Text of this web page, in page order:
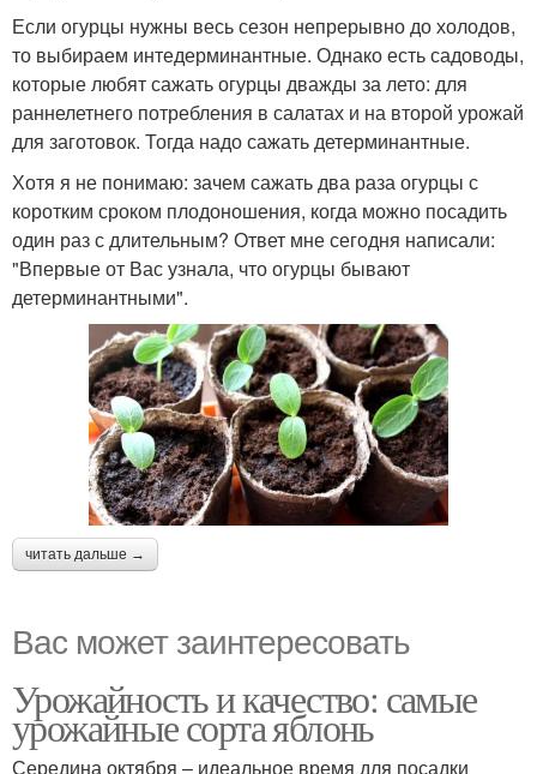
Если огурцы нужны весь сезон непрерывно до холодов,
то выбираем интедерминантные. Однако есть садоводы,
которые любят сажать огурцы дважды за лето: для
раннелетнего потребления в салатах и на второй урожай
для заготовок. Тогда надо сажать детерминантные.
Хотя я не понимаю: зачем сажать два раза огурцы с
коротким сроком плодоношения, когда можно посадить
один раз с длительным? Ответ мне сегодня написали:
"Впервые от Вас узнала, что огурцы бывают
детерминантными".
читать дальше →
Вас может заинтересовать
Урожайность и качество: самые
урожайные сорта яблонь
Середина октября – идеальное время для посадки